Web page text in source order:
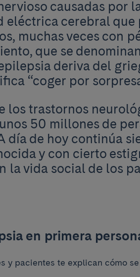
causadas por
eléctrica cerebral que
muchas veces con
que se
deriva del
“coger por
los trastornos
50 millones de
día de hoy continúa
y con cierto
la vida social de los
en primera
y pacientes te explican cómo